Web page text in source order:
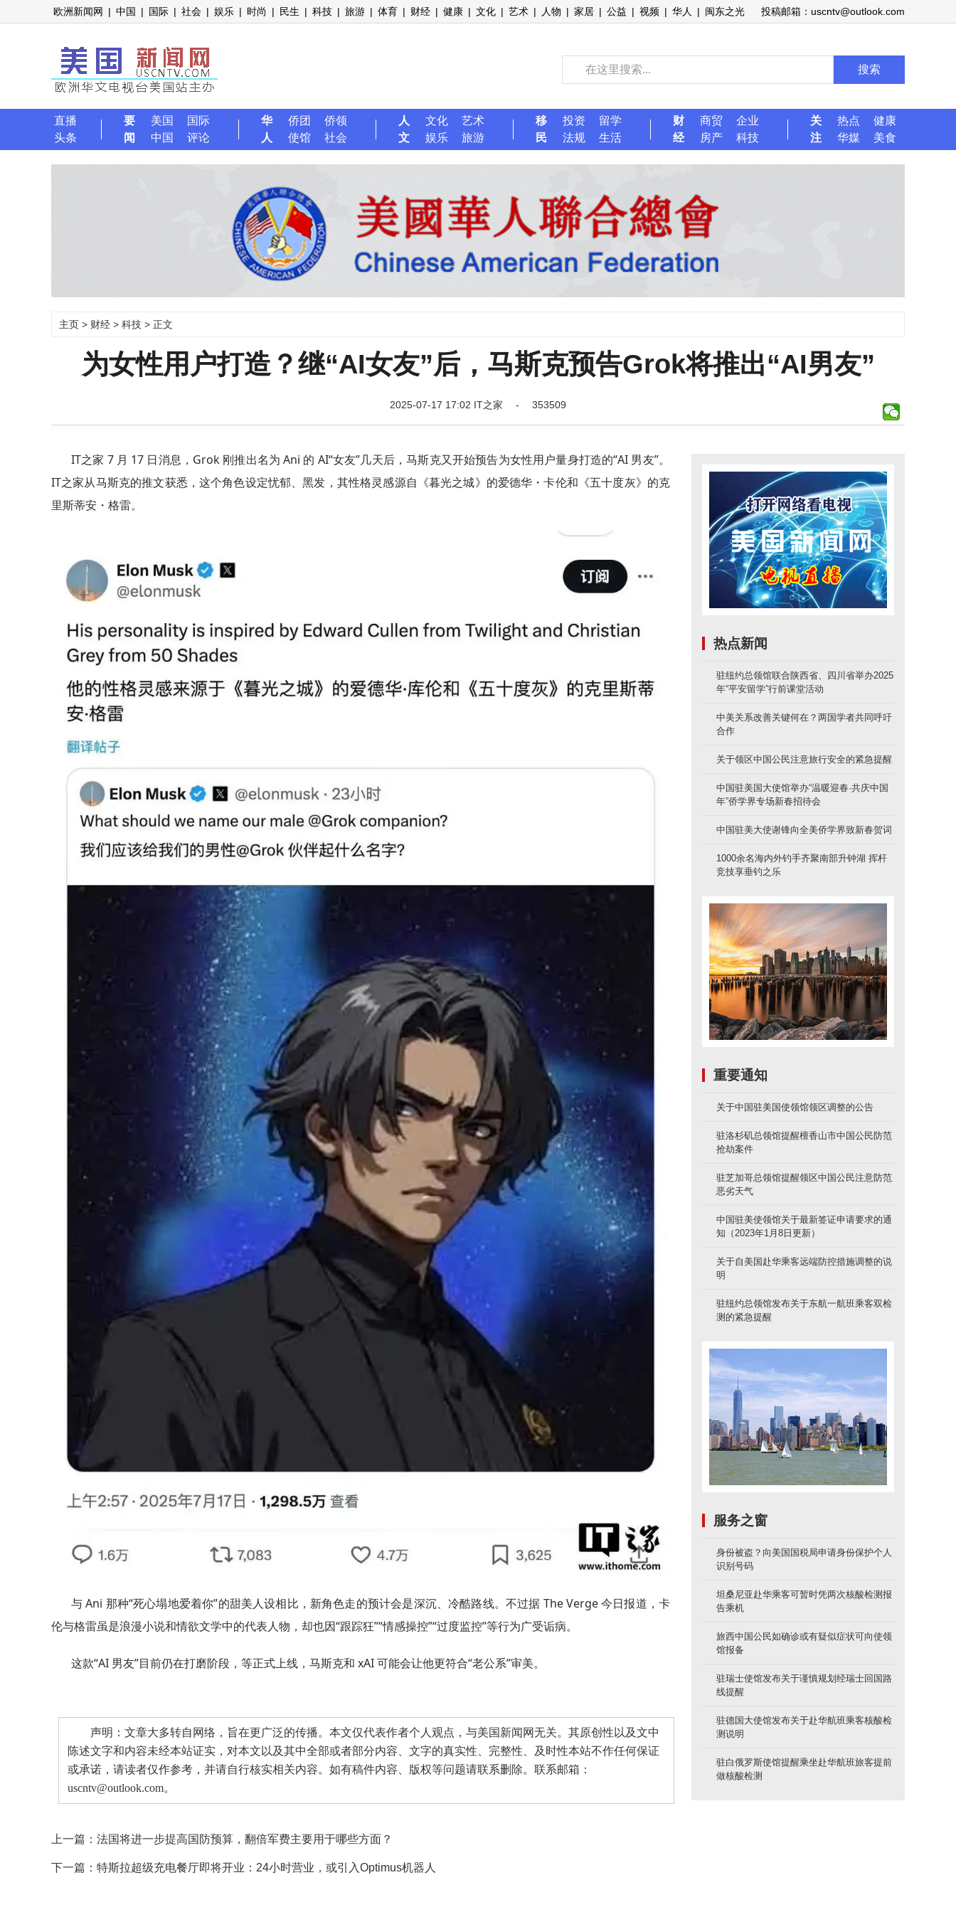
欧洲新闻网 | 中国 | 国际 | 社会 | 娱乐 | 时尚 | 民生 | 科技 | 旅游 | 体育 | 财经 | 健康 | 文化 | 艺术 | 人物 | 家居 | 公益 | 视频 | 华人 | 闽东之光 投稿邮箱：uscntv@outlook.com
搜索
直播
头条
要
闻
美国
国际
中国
评论
华
人
侨团
侨领
使馆
社会
人
文
文化
艺术
娱乐
旅游
移
民
投资
留学
法规
生活
财
经
商贸
企业
房产
科技
关
注
热点
健康
华媒
美食
主页 > 财经 > 科技 > 正文
为女性用户打造？继“AI女友”后，马斯克预告Grok将推出“AI男友”
2025-07-17 17:02 IT之家 - 353509
IT之家 7 月 17 日消息，Grok 刚推出名为 Ani 的 AI“女友”几天后，马斯克又开始预告为女性用户量身打造的“AI 男友”。
IT之家从马斯克的推文获悉，这个角色设定忧郁、黑发，其性格灵感源自《暮光之城》的爱德华・卡伦和《五十度灰》的克
里斯蒂安・格雷。
与 Ani 那种“死心塌地爱着你”的甜美人设相比，新角色走的预计会是深沉、冷酷路线。不过据 The Verge 今日报道，卡
伦与格雷虽是浪漫小说和情欲文学中的代表人物，却也因“跟踪狂”“情感操控”“过度监控”等行为广受诟病。
这款“AI 男友”目前仍在打磨阶段，等正式上线，马斯克和 xAI 可能会让他更符合“老公系”审美。
声明：文章大多转自网络，旨在更广泛的传播。本文仅代表作者个人观点，与美国新闻网无关。其原创性以及文中
陈述文字和内容未经本站证实，对本文以及其中全部或者部分内容、文字的真实性、完整性、及时性本站不作任何保证
或承诺，请读者仅作参考，并请自行核实相关内容。如有稿件内容、版权等问题请联系删除。联系邮箱：
uscntv@outlook.com。
上一篇： 法国将进一步提高国防预算，翻倍军费主要用于哪些方面？
下一篇： 特斯拉超级充电餐厅即将开业：24小时营业，或引入Optimus机器人
热点新闻
驻纽约总领馆联合陕西省、四川省举办2025
年“平安留学”行前课堂活动
中美关系改善关键何在？两国学者共同呼吁
合作
关于领区中国公民注意旅行安全的紧急提醒
中国驻美国大使馆举办“温暖迎春·共庆中国
年”侨学界专场新春招待会
中国驻美大使谢锋向全美侨学界致新春贺词
1000余名海内外钓手齐聚南部升钟湖 挥杆
竞技享垂钓之乐
重要通知
关于中国驻美国使领馆领区调整的公告
驻洛杉矶总领馆提醒檀香山市中国公民防范
抢劫案件
驻芝加哥总领馆提醒领区中国公民注意防范
恶劣天气
中国驻美使领馆关于最新签证申请要求的通
知（2023年1月8日更新）
关于自美国赴华乘客远端防控措施调整的说
明
驻纽约总领馆发布关于东航一航班乘客双检
测的紧急提醒
服务之窗
身份被盗？向美国国税局申请身份保护个人
识别号码
坦桑尼亚赴华乘客可暂时凭两次核酸检测报
告乘机
旅西中国公民如确诊或有疑似症状可向使领
馆报备
驻瑞士使馆发布关于谨慎规划经瑞士回国路
线提醒
驻德国大使馆发布关于赴华航班乘客核酸检
测说明
驻白俄罗斯使馆提醒乘坐赴华航班旅客提前
做核酸检测